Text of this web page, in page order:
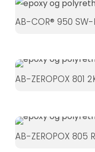
AB-COR® 950
AB-ZEROPOX 801
AB-ZEROPOX 805
forsvinder
nogle
Marketing
interesser
og